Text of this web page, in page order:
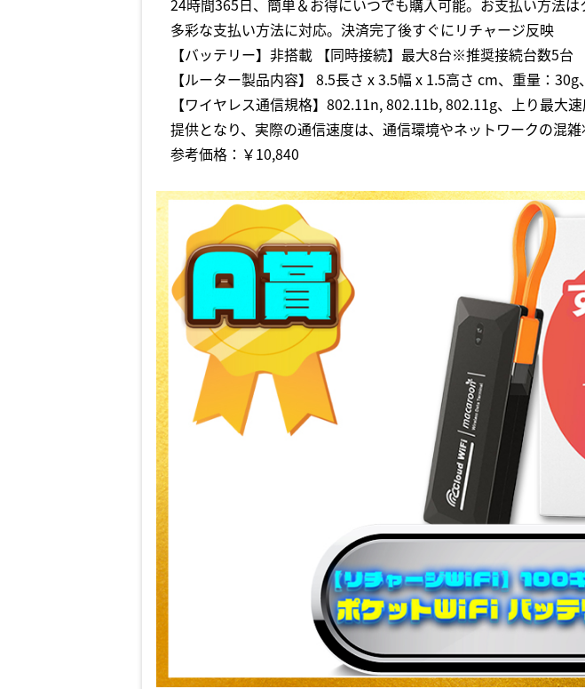
24時間365日、簡単＆お得にいつでも購入可能。お支払い方法
多彩な支払い方法に対応。決済完了後すぐにリチャージ反映
【バッテリー】非搭載 【同時接続】最大8台※推奨接続台数5台
【ルーター製品内容】 8.5長さ x 3.5幅 x 1.5高さ cm、重量：
【ワイヤレス通信規格】802.11n, 802.11b, 802.11g、上り最
提供となり、実際の通信速度は、通信環境やネットワークの混
参考価格：￥10,840